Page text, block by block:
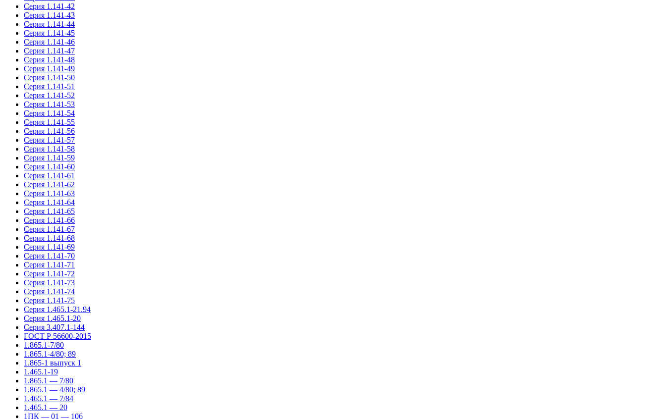
Серия 1.141-42
Серия 1.141-43
Серия 1.141-44
Серия 1.141-45
Серия 1.141-46
Серия 1.141-47
Серия 1.141-48
Серия 1.141-49
Серия 1.141-50
Серия 1.141-51
Серия 1.141-52
Серия 1.141-53
Серия 1.141-54
Серия 1.141-55
Серия 1.141-56
Серия 1.141-57
Серия 1.141-58
Серия 1.141-59
Серия 1.141-60
Серия 1.141-61
Серия 1.141-62
Серия 1.141-63
Серия 1.141-64
Серия 1.141-65
Серия 1.141-66
Серия 1.141-67
Серия 1.141-68
Серия 1.141-69
Серия 1.141-70
Серия 1.141-71
Серия 1.141-72
Серия 1.141-73
Серия 1.141-74
Серия 1.141-75
Серия 1.465.1-21.94
Серия 1.465.1-20
Серия 3.407.1-144
ГОСТ Р 56600-2015
1.865.1-7/80
1.865.1-4/80; 89
1.865-1 выпуск 1
1.465.1-19
1.865.1 — 7/80
1.865.1 — 4/80; 89
1.465.1 — 7/84
1.465.1 — 20
1ПК — 01 — 106